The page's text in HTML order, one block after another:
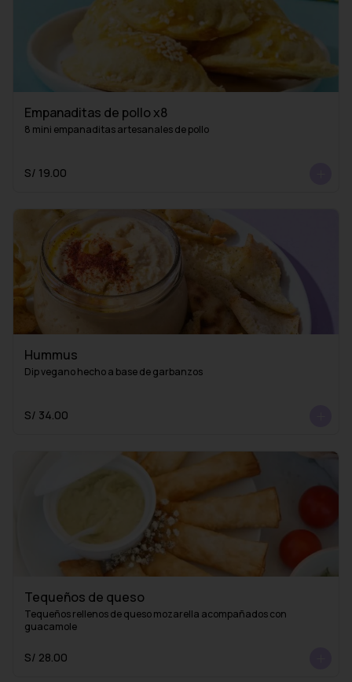
Empanaditas de pollo x8
8 mini empanaditas artesanales de pollo
S/ 19.00
Hummus
Dip vegano hecho a base de garbanzos
S/ 34.00
Tequeños de queso
Tequeños rellenos de queso mozarella acompañados con
guacamole
S/ 28.00